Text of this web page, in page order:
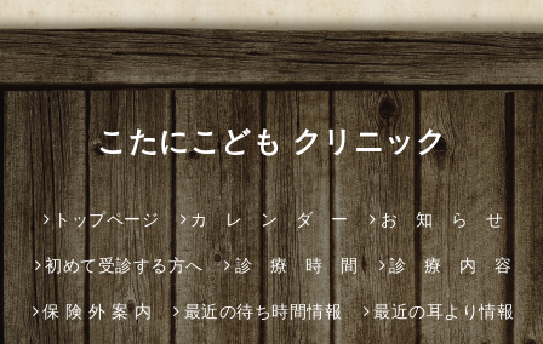
こたにこども クリニック
トップページ カ レ ン ダ ー お 知 ら せ
初めて受診する方へ 診 療 時 間 診 療 内 容
保 険 外 案 内 最近の待ち時間情報 最近の耳より情報